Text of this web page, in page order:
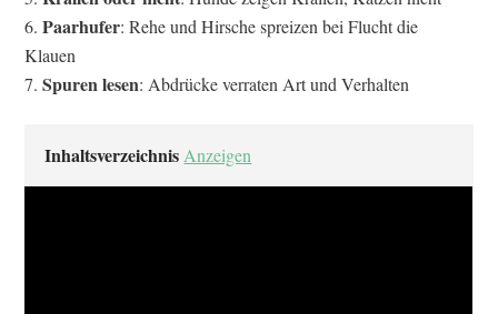
Paarhufer: Rehe und Hirsche spreizen bei Flucht die
Klauen
Spuren lesen: Abdrücke verraten Art und Verhalten
Inhaltsverzeichnis Anzeigen